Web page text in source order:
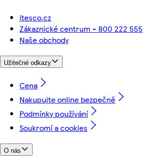
itesco.cz
Zákaznické centrum - 800 222 555
Naše obchody
Užitečné odkazy
Cena
Nakupujte online bezpečně
Podmínky používání
Soukromí a cookies
O nás